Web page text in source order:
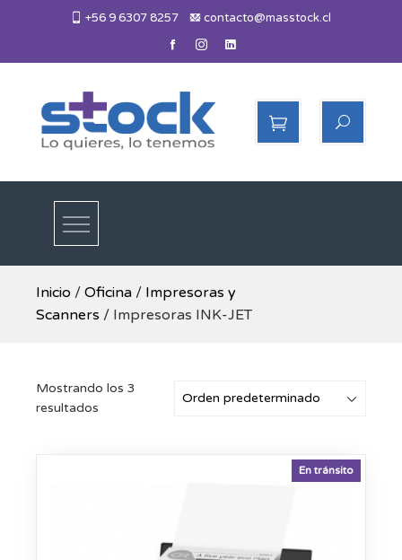
+56 9 6307 8257 contacto@masstock.cl
Más Stock
Inicio / Oficina / Impresoras y
Scanners / Impresoras INK-JET
Mostrando los 3
resultados
En tránsito